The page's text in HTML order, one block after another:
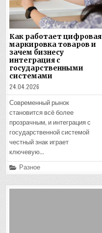
Как работает цифровая
маркировка товаров и
зачем бизнесу
интеграция с
государственными
системами
24.04.2026
Современный рынок
становится всё более
прозрачным, и интеграция с
государственной системой
честный знак играет
ключевую…
Posted
in
Разное